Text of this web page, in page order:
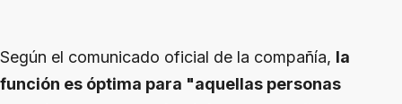
Según el comunicado oficial de la compañía, la
función es óptima para "aquellas personas